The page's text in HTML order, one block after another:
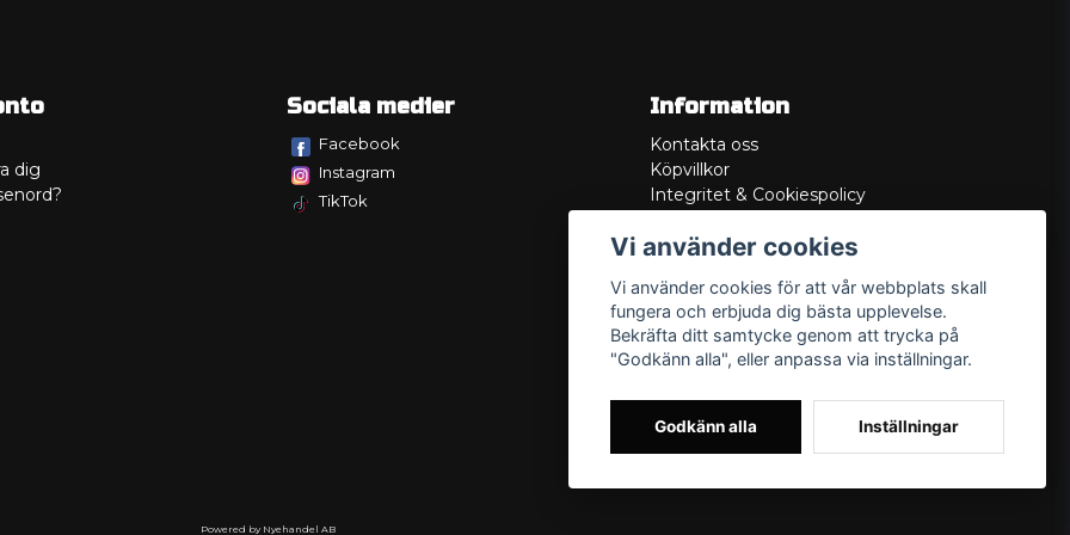
dig
Sociala medier
Facebook
Instagram
TikTok
Information
Kontakta oss
Köpvillkor
Integritet & Cookiespolicy
Service/Garanti
Lådritning
Om oss
Powered by Nyehandel AB
Vi använder cookies
Vi använder cookies för att vår webbplats skall
fungera och erbjuda dig bästa upplevelse.
Bekräfta ditt samtycke genom att trycka på
"Godkänn alla", eller anpassa via inställningar.
Godkänn alla Inställningar